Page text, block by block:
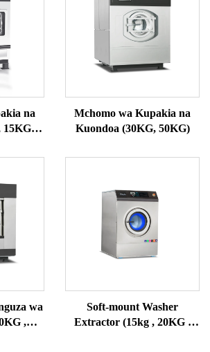
na
15KG,
Mchomo wa Kupakia na
Kuondoa (30KG, 50KG)
wa
,
Soft-mount Washer
Extractor (15kg , 20KG ,